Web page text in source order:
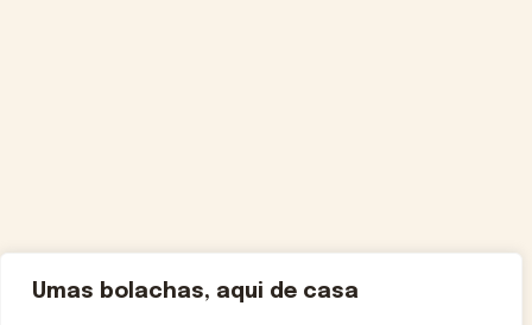
Umas bolachas, aqui de casa